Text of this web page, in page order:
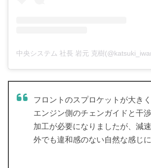
フロントのスプロケットが大き
エンジン側のチェンガイドと干渉
加工が必要になりましたが、減
外でも違和感のない自然な感じに